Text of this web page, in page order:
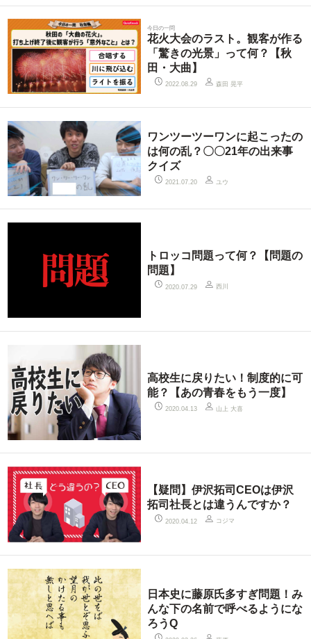
今日の一問
花火大会のラスト。観客が作る
「驚きの光景」って何？【秋
田・大曲】
2022.08.29 森田 晃平
ワンツーツーワンに起こったの
は何の乱？〇〇21年の出来事
クイズ
2021.07.20 ユウ
トロッコ問題って何？【問題の
問題】
2020.07.29 西川
高校生に戻りたい！制度的に可
能？【あの青春をもう一度】
2020.04.13 山上 大喜
【疑問】伊沢拓司CEOは伊沢
拓司社長とは違うんですか？
2020.04.12 コジマ
日本史に藤原氏多すぎ問題！み
んな下の名前で呼べるようにな
ろうQ